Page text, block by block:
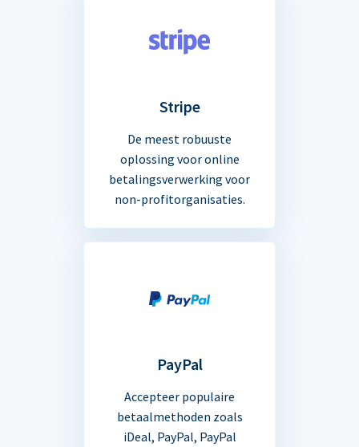
Stripe
De meest robuuste
oplossing voor online
betalingsverwerking voor
non-profitorganisaties.
PayPal
Accepteer populaire
betaalmethoden zoals
iDeal, PayPal, PayPal